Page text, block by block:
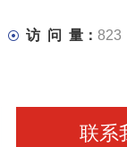
访 问 量： 823
联系